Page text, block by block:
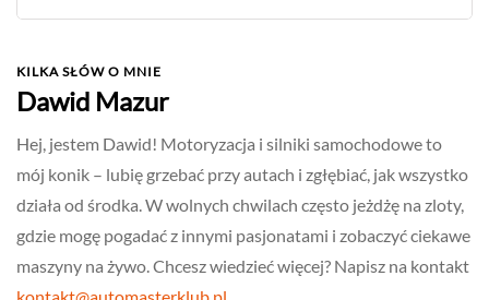
KILKA SŁÓW O MNIE
Dawid Mazur
Hej, jestem Dawid! Motoryzacja i silniki samochodowe to
mój konik – lubię grzebać przy autach i zgłębiać, jak wszystko
działa od środka. W wolnych chwilach często jeżdżę na zloty,
gdzie mogę pogadać z innymi pasjonatami i zobaczyć ciekawe
maszyny na żywo. Chcesz wiedzieć więcej? Napisz na kontakt
kontakt@automasterklub.pl